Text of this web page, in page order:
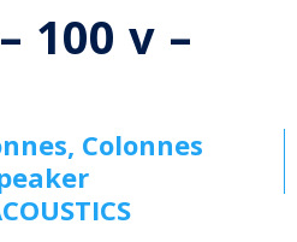
100 v –
, Colonnes